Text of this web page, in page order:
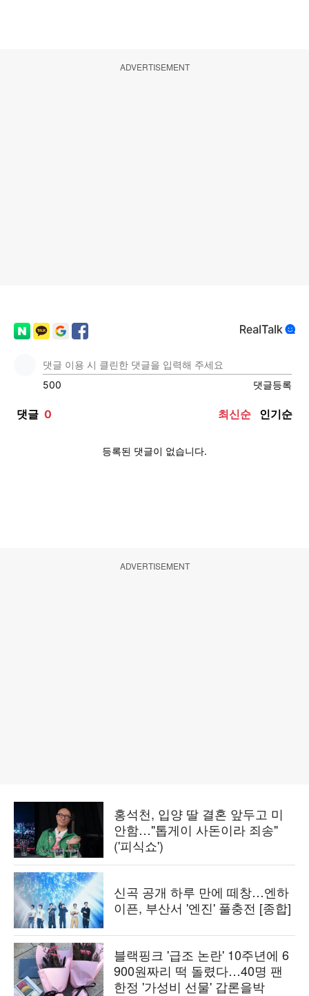
ADVERTISEMENT
ADVERTISEMENT
홍석천, 입양 딸 결혼 앞두고 미
안함…"톱게이 사돈이라 죄송"
('피식쇼')
신곡 공개 하루 만에 떼창…엔하
이픈, 부산서 '엔진' 풀충전 [종합]
블랙핑크 '급조 논란' 10주년에 6
900원짜리 떡 돌렸다…40명 팬
한정 '가성비 선물' 갑론을박